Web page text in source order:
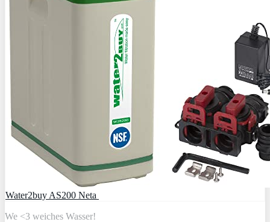
Water2buy AS200 Neta
We <3 weiches Wasser!